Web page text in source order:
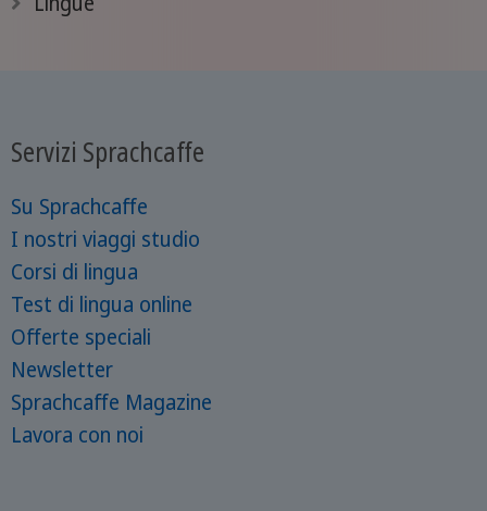
Servizi Sprachcaffe
Su Sprachcaffe
I nostri viaggi studio
Corsi di lingua
Test di lingua online
Offerte speciali
Newsletter
Sprachcaffe Magazine
Lavora con noi